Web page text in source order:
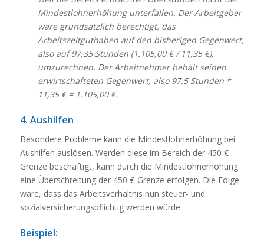
Mindestlohnerhöhung unterfallen. Der Arbeitgeber
wäre grundsätzlich berechtigt, das
Arbeitszeitguthaben auf den bisherigen Gegenwert,
also auf 97,35 Stunden (1.105,00 € / 11,35 €),
umzurechnen. Der Arbeitnehmer behält seinen
erwirtschafteten Gegenwert, also 97,5 Stunden *
11,35 € = 1.105,00 €.
4. Aushilfen
Besondere Probleme kann die Mindestlohnerhöhung bei
Aushilfen auslösen. Werden diese im Bereich der 450 €-
Grenze beschäftigt, kann durch die Mindestlohnerhöhung
eine Überschreitung der 450 €-Grenze erfolgen. Die Folge
wäre, dass das Arbeitsverhältnis nun steuer- und
sozialversicherungspflichtig werden würde.
Beispiel: